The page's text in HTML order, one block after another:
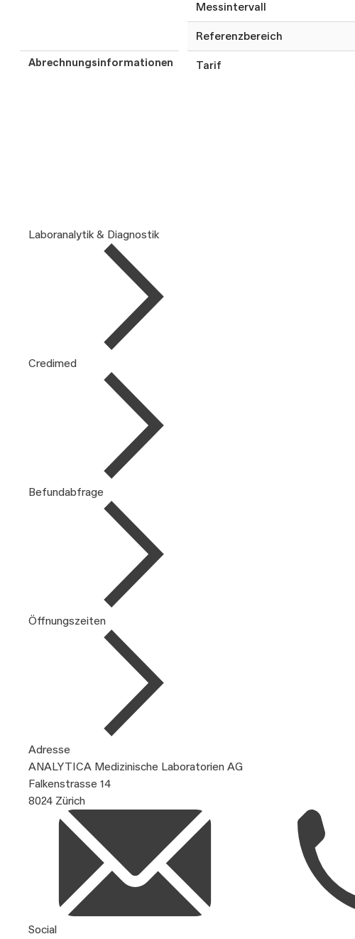
Messintervall
Referenzbereich
Abrechnungsinformationen Tarif
Laboranalytik & Diagnostik
Credimed
Befundabfrage
Öffnungszeiten
Adresse
ANALYTICA Medizinische Laboratorien AG
Falkenstrasse 14
8024 Zürich
Social